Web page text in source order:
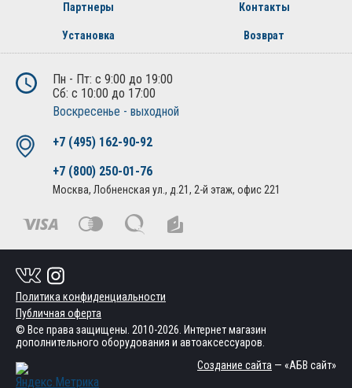
Партнеры Контакты
Установка Возврат
Пн - Пт: с 9:00 до 19:00
Сб: с 10:00 до 17:00
Воскресенье - выходной
+7 (495) 162-90-92
+7 (800) 250-01-76
Москва, Лобненская ул., д.21, 2-й этаж, офис 221
Политика конфиденциальности
Публичная оферта
© Все права защищены. 2010-2026. Интернет магазин
дополнительного оборудования и автоаксессуаров.
Создание сайта — «АБВ сайт»